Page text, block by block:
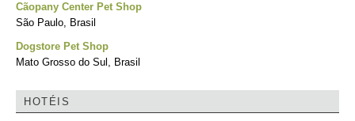
Cãopany Center Pet Shop
São Paulo, Brasil
Dogstore Pet Shop
Mato Grosso do Sul, Brasil
HOTÉIS